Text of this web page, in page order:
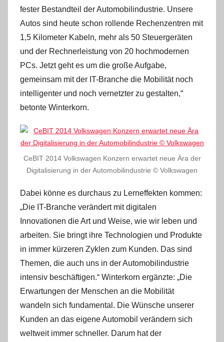
fester Bestandteil der Automobilindustrie. Unsere
Autos sind heute schon rollende Rechenzentren mit
1,5 Kilometer Kabeln, mehr als 50 Steuergeräten
und der Rechnerleistung von 20 hochmodernen
PCs. Jetzt geht es um die große Aufgabe,
gemeinsam mit der IT-Branche die Mobilität noch
intelligenter und noch vernetzter zu gestalten,“
betonte Winterkorn.
CeBIT 2014 Volkswagen Konzern erwartet neue Ära der
Digitalisierung in der Automobilindustrie © Volkswagen
Dabei könne es durchaus zu Lerneffekten kommen:
„Die IT-Branche verändert mit digitalen
Innovationen die Art und Weise, wie wir leben und
arbeiten. Sie bringt ihre Technologien und Produkte
in immer kürzeren Zyklen zum Kunden. Das sind
Themen, die auch uns in der Automobilindustrie
intensiv beschäftigen.“ Winterkorn ergänzte: „Die
Erwartungen der Menschen an die Mobilität
wandeln sich fundamental. Die Wünsche unserer
Kunden an das eigene Automobil verändern sich
weltweit immer schneller. Darum hat der